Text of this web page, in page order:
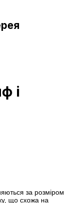
і
за розміром
що схожа на